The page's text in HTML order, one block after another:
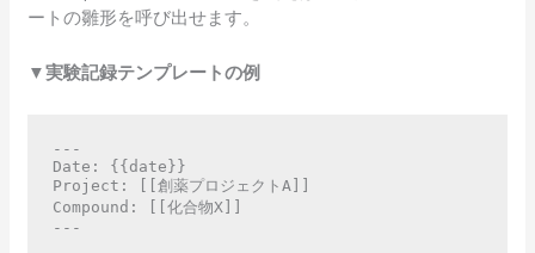
ートの雛形を呼び出せます。
▼実験記録テンプレートの例
---
Date: {{date}}
Project: [[創薬プロジェクトA]]
Compound: [[化合物X]]
---